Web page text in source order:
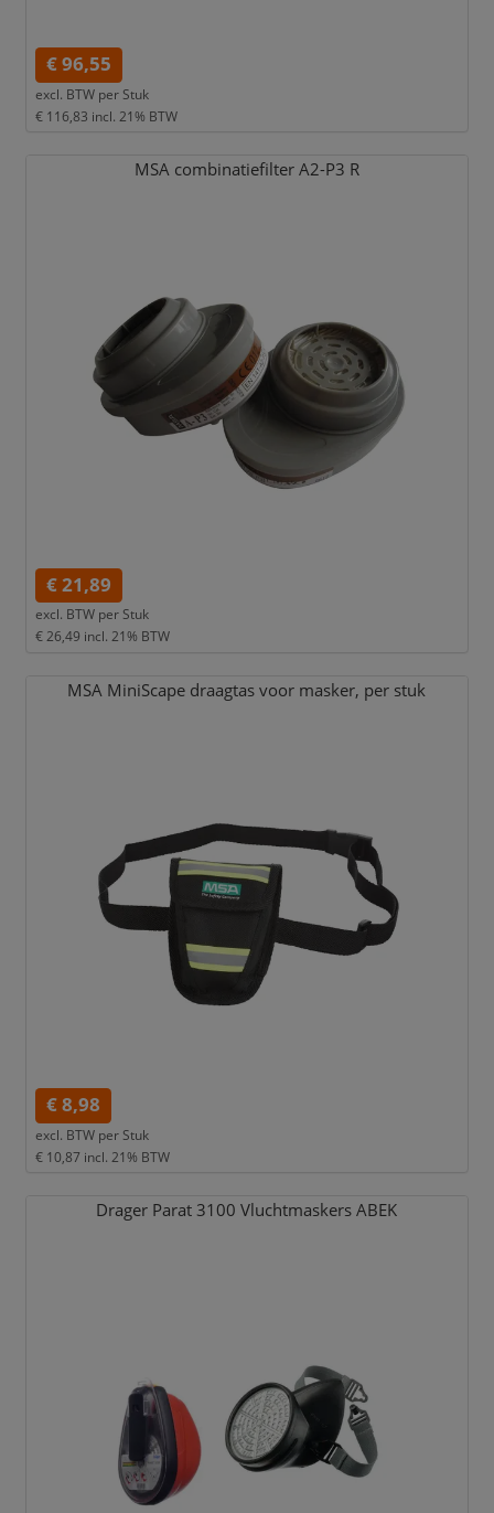
€ 96,55
excl. BTW per Stuk
€ 116,83 incl. 21% BTW
MSA combinatiefilter A2-P3 R
€ 21,89
excl. BTW per Stuk
€ 26,49 incl. 21% BTW
MSA MiniScape draagtas voor masker, per stuk
€ 8,98
excl. BTW per Stuk
€ 10,87 incl. 21% BTW
Drager Parat 3100 Vluchtmaskers ABEK